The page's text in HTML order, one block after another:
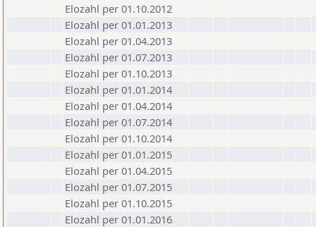
Elozahl per 01.10.2012
Elozahl per 01.01.2013
Elozahl per 01.04.2013
Elozahl per 01.07.2013
Elozahl per 01.10.2013
Elozahl per 01.01.2014
Elozahl per 01.04.2014
Elozahl per 01.07.2014
Elozahl per 01.10.2014
Elozahl per 01.01.2015
Elozahl per 01.04.2015
Elozahl per 01.07.2015
Elozahl per 01.10.2015
Elozahl per 01.01.2016